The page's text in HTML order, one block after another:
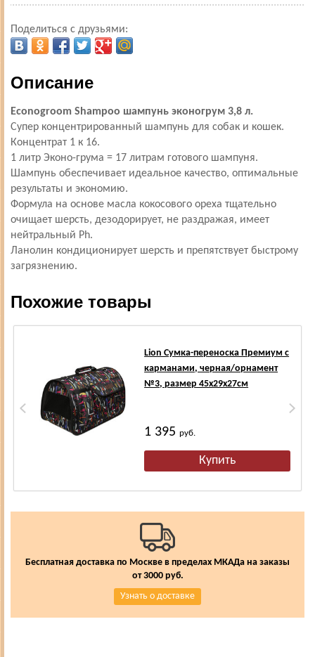
Поделиться с друзьями:
Описание
Econogroom Shampoo шампунь эконогрум 3,8 л.
Супер концентрированный шампунь для собак и кошек.
Концентрат 1 к 16.
1 литр Эконо-грума = 17 литрам готового шампуня.
Шампунь обеспечивает идеальное качество, оптимальные
результаты и экономию.
Формула на основе масла кокосового ореха тщательно
очищает шерсть, дезодорирует, не раздражая, имеет
нейтральный Рh.
Ланолин кондиционирует шерсть и препятствует быстрому
загрязнению.
Похожие товары
Lion Сумка-переноска Премиум с
карманами, черная/орнамент
№3, размер 45х29х27см
1 395руб.
Бесплатная доставка по Москве в пределах МКАДа на заказы
от 3000 руб.
Узнать о доставке